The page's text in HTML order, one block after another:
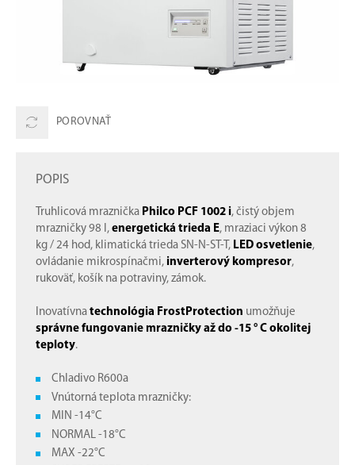
POROVNAŤ
POPIS
Truhlicová mraznička Philco PCF 1002 i, čistý objem
mrazničky 98 l, energetická trieda E, mraziaci výkon 8
kg / 24 hod, klimatická trieda SN-N-ST-T, LED osvetlenie,
ovládanie mikrospínačmi, inverterový kompresor,
rukoväť, košík na potraviny, zámok.
Inovatívna technológia FrostProtection umožňuje
správne fungovanie mrazničky až do -15 ° C okolitej
teploty.
Chladivo R600a
Vnútorná teplota mrazničky:
MIN -14°C
NORMAL -18°C
MAX -22°C